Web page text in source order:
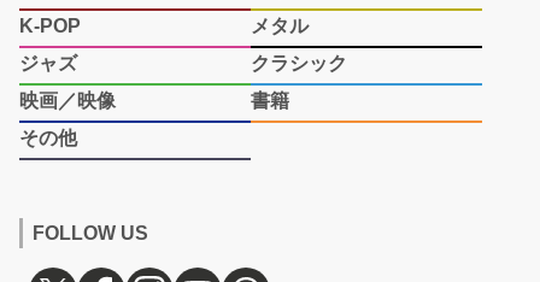
K-POP
メタル
ジャズ
クラシック
映画／映像
書籍
その他
FOLLOW US